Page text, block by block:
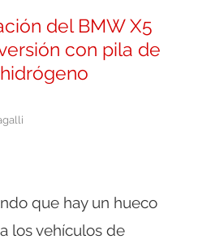
del BMW X5
con pila de
que hay un hueco
los vehículos de